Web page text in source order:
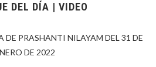
DEL DÍA | VIDEO
DE PRASHANTI NILAYAM DEL 31 DE
DE 2022